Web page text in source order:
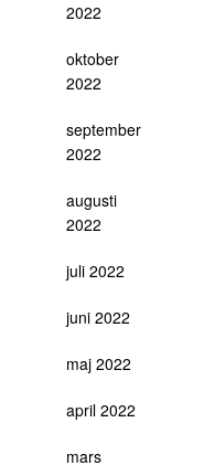
2022
oktober
2022
september
2022
augusti
2022
juli 2022
juni 2022
maj 2022
april 2022
mars